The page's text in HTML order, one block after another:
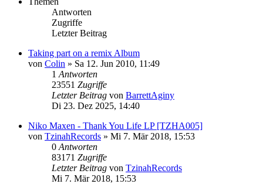
Antworten
Zugriffe
Letzter Beitrag
Taking part on a remix Album
von Colin » Sa 12. Jun 2010, 11:49
1 Antworten
23551 Zugriffe
Letzter Beitrag von BarrettAginy
Di 23. Dez 2025, 14:40
Niko Maxen - Thank You Life LP [TZHA005]
von TzinahRecords » Mi 7. Mär 2018, 15:53
0 Antworten
83171 Zugriffe
Letzter Beitrag von TzinahRecords
Mi 7. Mär 2018, 15:53